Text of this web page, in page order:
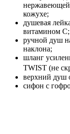
нержавеющей
кожухе;
душевая
витамином C;
ручной душ
наклона;
шланг
TWIST (не
верхний душ
сифон с